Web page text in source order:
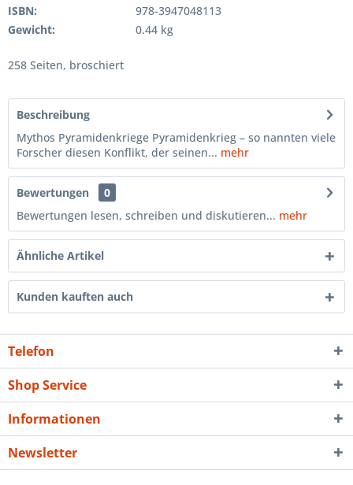
ISBN:
978-3947048113
Gewicht:
0.44 kg
258 Seiten, broschiert
Beschreibung
Mythos Pyramidenkriege Pyramidenkrieg – so nannten viele
Forscher diesen Konflikt, der seinen... mehr
Bewertungen
0
Bewertungen lesen, schreiben und diskutieren... mehr
Ähnliche Artikel
Kunden kauften auch
Telefon
Shop Service
Informationen
Newsletter